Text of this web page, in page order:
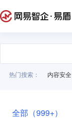
热门搜索： 内容安全
全部（999+）